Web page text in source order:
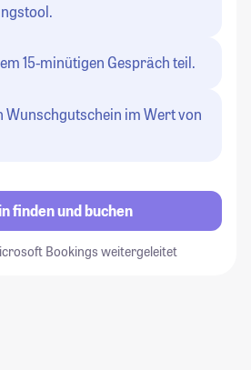
15-minütigen Gespräch teil.
Wunschgutschein im Wert von
finden und buchen
Bookings weitergeleitet